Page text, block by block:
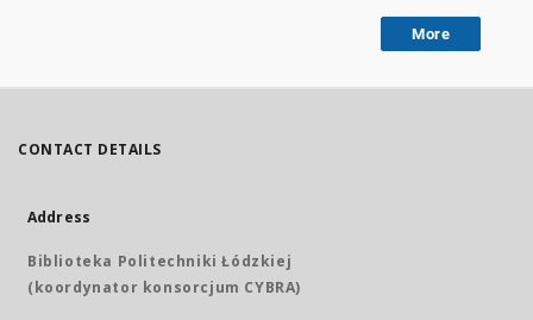
More
CONTACT DETAILS
Address
Biblioteka Politechniki Łódzkiej
(koordynator konsorcjum CYBRA)